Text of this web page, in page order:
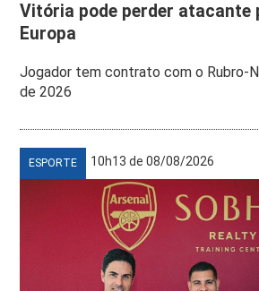
Vitória pode perder atacante
Europa
Jogador tem contrato com o Rubro-
de 2026
ESPORTE 10h13 de 08/08/2026